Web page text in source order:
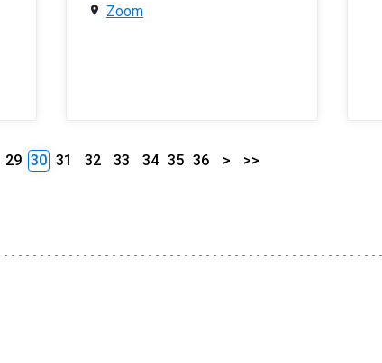
Zoom
29 30 31 32 33 34 35 36 > >>